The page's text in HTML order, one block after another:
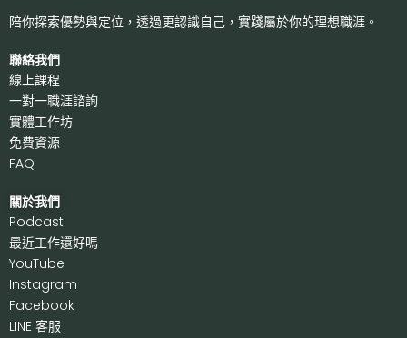
陪你探索優勢與定位，透過更認識自己， 實踐屬於你的理想職涯。
聯絡我們
線上課程
一對一職涯諮詢
實體工作坊
免費資源
FAQ
關於我們
Podcast
最近工作還好嗎
YouTube
Instagram
Facebook
LINE 客服